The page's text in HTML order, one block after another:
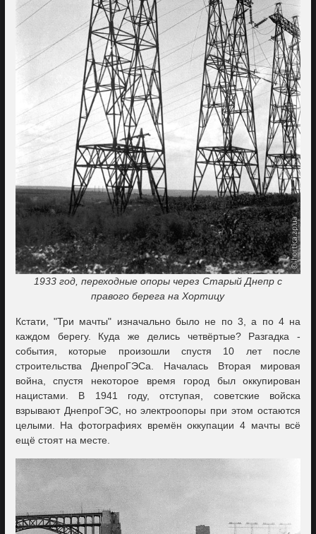
1933 год, переходные опоры через Старый Днепр с
правого берега на Хортицу
Кстати, "Три мачты" изначально было не по 3, а по 4 на
каждом берегу. Куда же делись четвёртые? Разгадка -
события, которые произошли спустя 10 лет после
строительства ДнепроГЭСа. Началась Вторая мировая
война, спустя некоторое время город был оккупирован
нацистами. В 1941 году, отступая, советские войска
взрывают ДнепроГЭС, но электроопоры при этом остаются
целыми. На фотографиях времён оккупации 4 мачты всё
ещё стоят на месте.